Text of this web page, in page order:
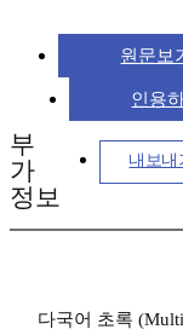
원문보
인용
내보내
부
가
정보
다국어 초록